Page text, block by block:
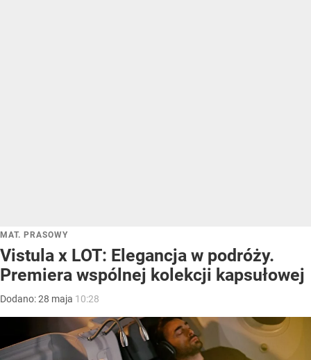
MAT. PRASOWY
Vistula x LOT: Elegancja w podróży.
Premiera wspólnej kolekcji kapsułowej
Dodano:28 maja 10:28